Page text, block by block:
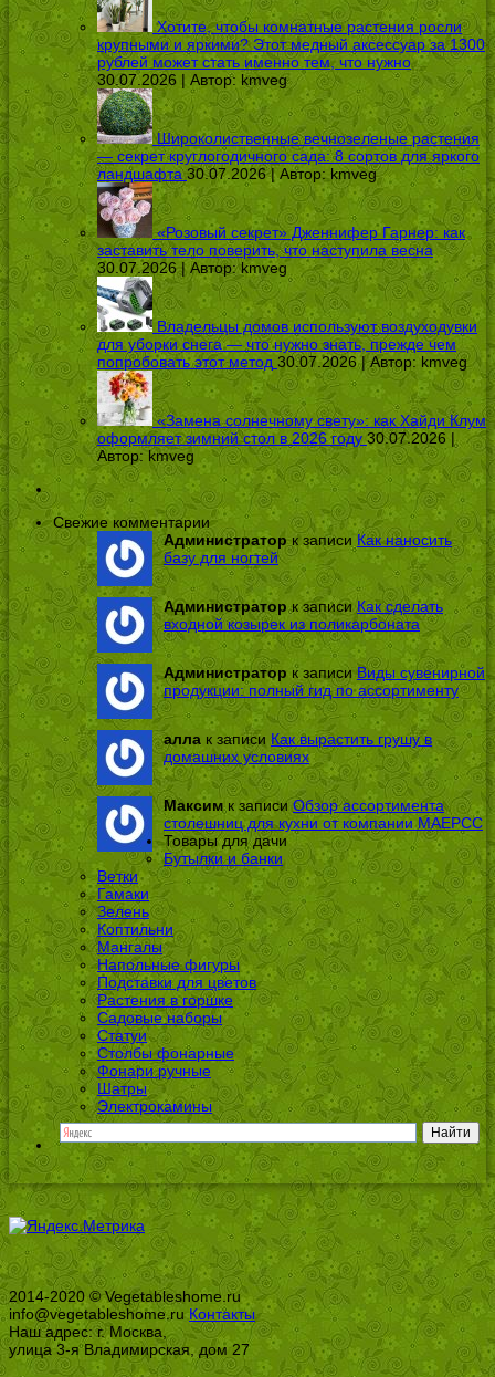
Хотите, чтобы комнатные растения росли
крупными и яркими? Этот медный аксессуар за 1300
рублей может стать именно тем, что нужно
30.07.2026 | Автор: kmveg
Широколиственные вечнозеленые растения
— секрет круглогодичного сада: 8 сортов для яркого
ландшафта 30.07.2026 | Автор:kmveg
«Розовый секрет» Дженнифер Гарнер: как
заставить тело поверить, что наступила весна
30.07.2026 | Автор:kmveg
Владельцы домов используют воздуходувки
для уборки снега — что нужно знать, прежде чем
попробовать этот метод 30.07.2026 | Автор: kmveg
«Замена солнечному свету»: как Хайди Клум
оформляет зимний стол в 2026 году 30.07.2026 |
Автор: kmveg
Свежие комментарии
Администраторк записи Как наносить
базу для ногтей
Администраторк записиКак сделать
входной козырек из поликарбоната
Администратор к записиВиды сувенирной
продукции: полный гид по ассортименту
алла к записи Как вырастить грушу в
домашних условиях
Максимк записи Обзор ассортимента
столешниц для кухни от компании МАЕРСС
Товары для дачи
Бутылки и банки
Ветки
Гамаки
Зелень
Коптильни
Мангалы
Напольные фигуры
Подставки для цветов
Растения в горшке
Садовые наборы
Статуи
Столбы фонарные
Фонари ручные
Шатры
Электрокамины
2014-2020 © Vegetableshome.ru
info@vegetableshome.ruКонтакты
Наш адрес: г. Москва,
улица 3-я Владимирская, дом 27